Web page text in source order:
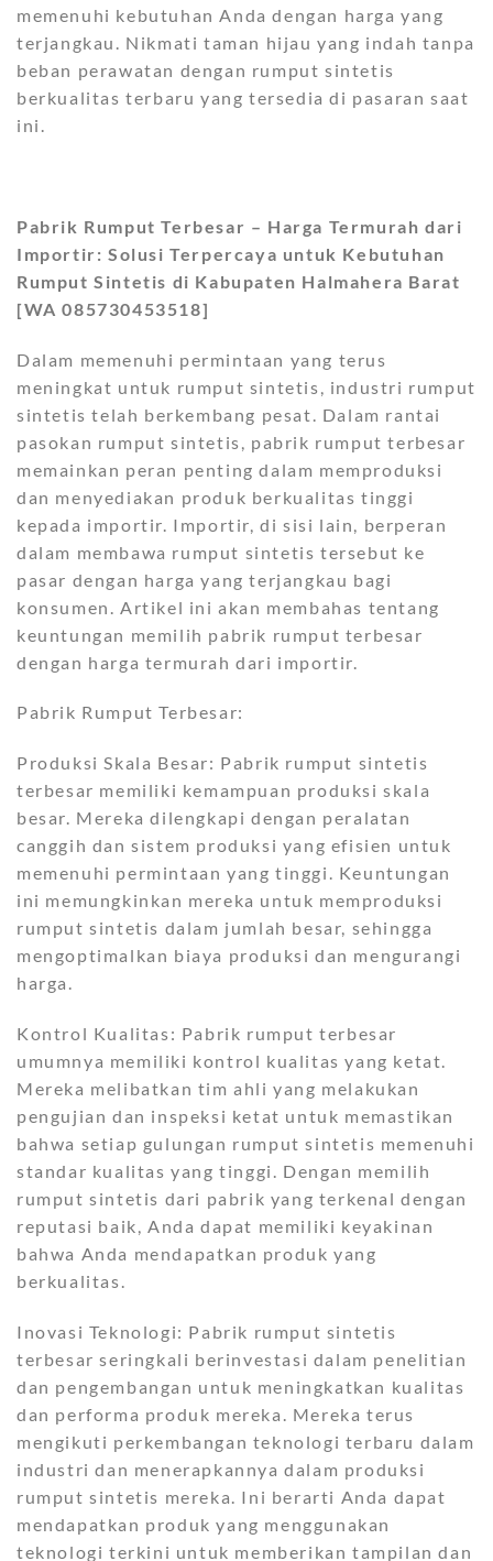
memenuhi kebutuhan Anda dengan harga yang
terjangkau. Nikmati taman hijau yang indah tanpa
beban perawatan dengan rumput sintetis
berkualitas terbaru yang tersedia di pasaran saat
ini.
Pabrik Rumput Terbesar – Harga Termurah dari
Importir: Solusi Terpercaya untuk Kebutuhan
Rumput Sintetis di Kabupaten Halmahera Barat
[WA 085730453518]
Dalam memenuhi permintaan yang terus
meningkat untuk rumput sintetis, industri rumput
sintetis telah berkembang pesat. Dalam rantai
pasokan rumput sintetis, pabrik rumput terbesar
memainkan peran penting dalam memproduksi
dan menyediakan produk berkualitas tinggi
kepada importir. Importir, di sisi lain, berperan
dalam membawa rumput sintetis tersebut ke
pasar dengan harga yang terjangkau bagi
konsumen. Artikel ini akan membahas tentang
keuntungan memilih pabrik rumput terbesar
dengan harga termurah dari importir.
Pabrik Rumput Terbesar:
Produksi Skala Besar: Pabrik rumput sintetis
terbesar memiliki kemampuan produksi skala
besar. Mereka dilengkapi dengan peralatan
canggih dan sistem produksi yang efisien untuk
memenuhi permintaan yang tinggi. Keuntungan
ini memungkinkan mereka untuk memproduksi
rumput sintetis dalam jumlah besar, sehingga
mengoptimalkan biaya produksi dan mengurangi
harga.
Kontrol Kualitas: Pabrik rumput terbesar
umumnya memiliki kontrol kualitas yang ketat.
Mereka melibatkan tim ahli yang melakukan
pengujian dan inspeksi ketat untuk memastikan
bahwa setiap gulungan rumput sintetis memenuhi
standar kualitas yang tinggi. Dengan memilih
rumput sintetis dari pabrik yang terkenal dengan
reputasi baik, Anda dapat memiliki keyakinan
bahwa Anda mendapatkan produk yang
berkualitas.
Inovasi Teknologi: Pabrik rumput sintetis
terbesar seringkali berinvestasi dalam penelitian
dan pengembangan untuk meningkatkan kualitas
dan performa produk mereka. Mereka terus
mengikuti perkembangan teknologi terbaru dalam
industri dan menerapkannya dalam produksi
rumput sintetis mereka. Ini berarti Anda dapat
mendapatkan produk yang menggunakan
teknologi terkini untuk memberikan tampilan dan